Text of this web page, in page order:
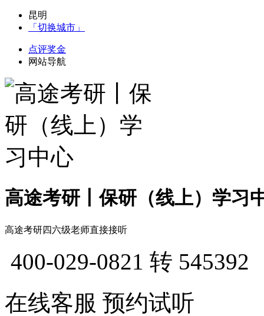
昆明
「切换城市」
点评奖金
网站导航
高途考研丨保研（线上）学习
高途考研四六级老师直接接听
400-029-0821 转 545392
在线客服 预约试听